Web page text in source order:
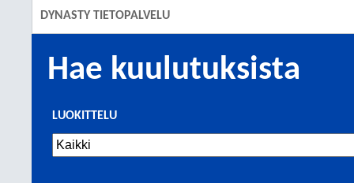
DYNASTY TIETOPALVELU
Hae kuulutuksista
LUOKITTELU